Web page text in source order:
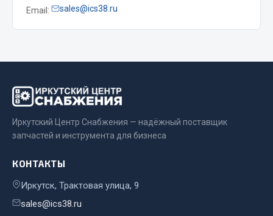
Показать ещё
Двигатель
Мост задний
Система питания
Система охлаждения
Сцепление
Тормозная система
Email:
sales@ics38.ru
Иркутский Центр Снабжения — надёжный поставщик
запчастей и инструмента для бизнеса
КОНТАКТЫ
Иркутск, Трактовая улица, 9
sales@ics38.ru